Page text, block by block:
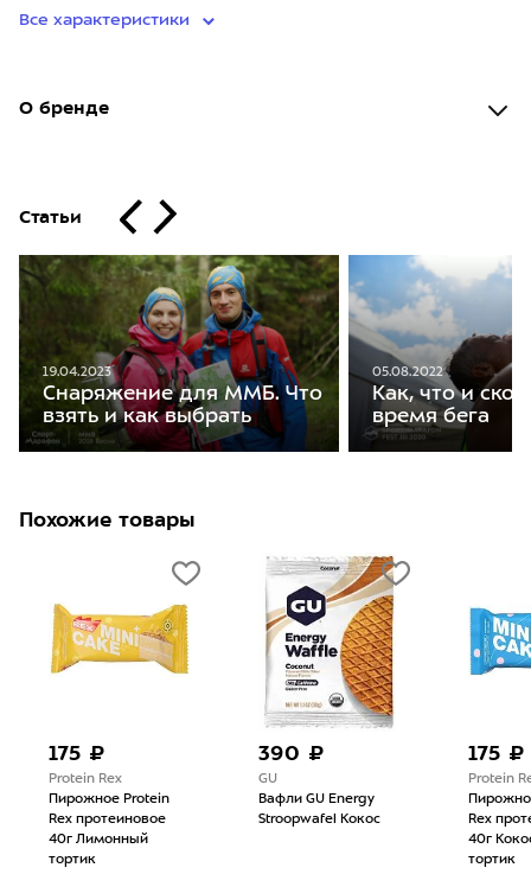
Все характеристики
О бренде
Статьи
19.04.2023
Снаряжение для ММБ. Что
взять и как выбрать
05.08.2022
Как, что и
время бега
Похожие товары
175 ₽
Protein Rex
Пирожное Protein
Rex протеиновое
40г Лимонный
тортик
390 ₽
GU
Вафли GU Energy
Stroopwafel Кокос
175 ₽
Protein
Rex
40г
тортик